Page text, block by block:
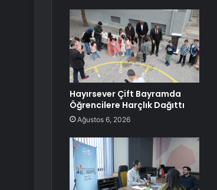
Hayırsever Çift Bayramda
Öğrencilere Harçlık Dağıttı
Ağustos 6, 2026